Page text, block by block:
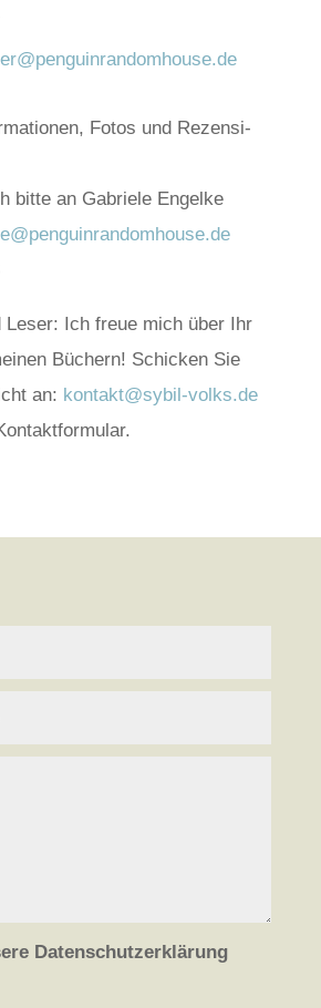
Fotos und Rezen­si­
bit­te an Gabrie­le Engel­ke
Leser: Ich freue mich über Ihr
Büchern! Schi­cken Sie
an: kontakt@sybil-volks.de
Daten­schutz­er­klä­rung